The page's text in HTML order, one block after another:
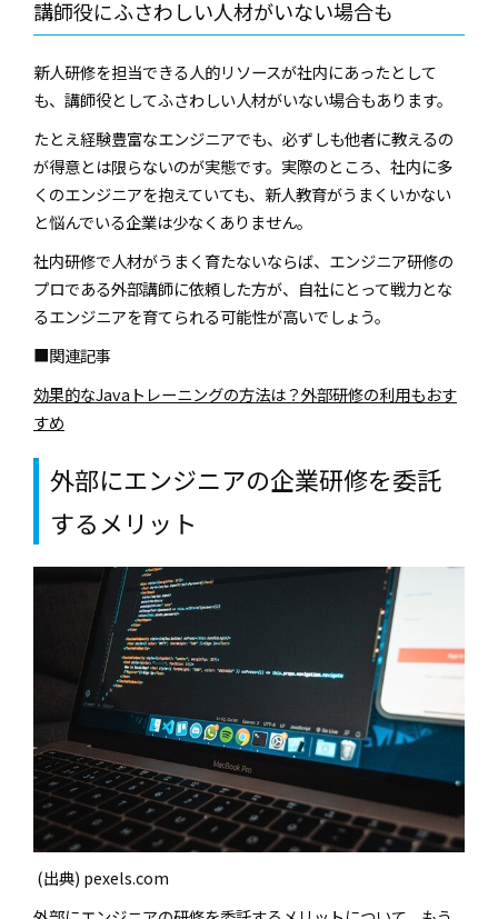
講師役にふさわしい人材がいない場合も
新人研修を担当できる人的リソースが社内にあったとして
も、講師役としてふさわしい人材がいない場合もあります。
たとえ経験豊富なエンジニアでも、必ずしも他者に教えるの
が得意とは限らないのが実態です。実際のところ、社内に多
くのエンジニアを抱えていても、新人教育がうまくいかない
と悩んでいる企業は少なくありません。
社内研修で人材がうまく育たないならば、エンジニア研修の
プロである外部講師に依頼した方が、自社にとって戦力とな
るエンジニアを育てられる可能性が高いでしょう。
■関連記事
効果的なJavaトレーニングの方法は？外部研修の利用もおす
すめ
外部にエンジニアの企業研修を委託
するメリット
(出典) pexels.com